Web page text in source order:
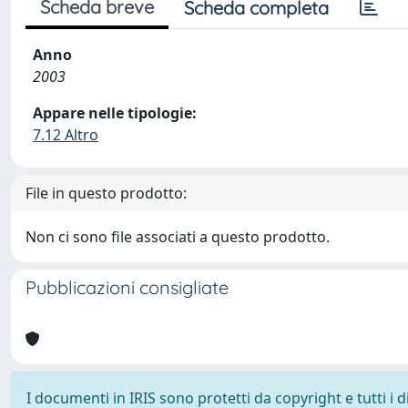
Scheda breve Scheda completa
Anno
2003
Appare nelle tipologie:
7.12 Altro
File in questo prodotto:
Non ci sono file associati a questo prodotto.
Pubblicazioni consigliate
I documenti in IRIS sono protetti da copyright e tutti i